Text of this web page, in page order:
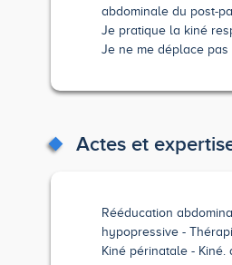
abdominale du post-
Je pratique la kiné
Je ne me déplace
Actes et
Rééducation
hypopressive
Kiné périnatale
Kiné.